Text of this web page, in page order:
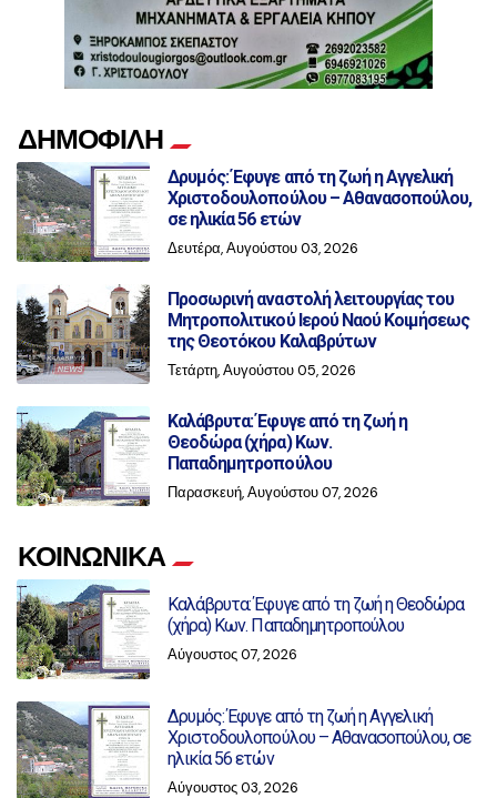
ΔΗΜΟΦΙΛΗ
Δρυμός: Έφυγε από τη ζωή η Αγγελική
Χριστοδουλοπούλου – Αθανασοπούλου,
σε ηλικία 56 ετών
Δευτέρα, Αυγούστου 03, 2026
Προσωρινή αναστολή λειτουργίας του
Μητροπολιτικού Ιερού Ναού Κοιμήσεως
της Θεοτόκου Καλαβρύτων
Τετάρτη, Αυγούστου 05, 2026
Καλάβρυτα: Έφυγε από τη ζωή η
Θεοδώρα (χήρα) Κων.
Παπαδημητροπούλου
Παρασκευή, Αυγούστου 07, 2026
ΚΟΙΝΩΝΙΚΑ
Καλάβρυτα: Έφυγε από τη ζωή η Θεοδώρα
(χήρα) Κων. Παπαδημητροπούλου
Αύγουστος 07, 2026
Δρυμός: Έφυγε από τη ζωή η Αγγελική
Χριστοδουλοπούλου – Αθανασοπούλου, σε
ηλικία 56 ετών
Αύγουστος 03, 2026